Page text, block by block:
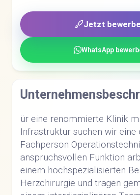
Jetzt
WhatsApp
ür eine renommierte Klinik
Infrastruktur suchen wir eine
Fachperson
anspruchsvollen Funktion
einem hochspezialisierten
Herzchirurgie und tragen